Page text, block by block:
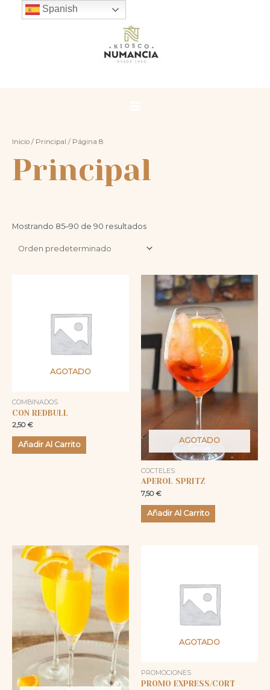
Inicio / Principal / Página 8
Principal
Mostrando 85–90 de 90 resultados
AGOTADO
COMBINADOS
CON REDBULL
2,50€
Añadir Al Carrito AGOTADO
COCTELES
APEROL SPRITZ
7,50€
Añadir Al Carrito
AGOTADO
PROMOCIONES
PROMO EXPRESS/CORT
Spanish